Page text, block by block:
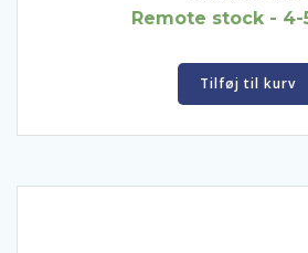
Remote stock - 4-
Tilføj til kurv